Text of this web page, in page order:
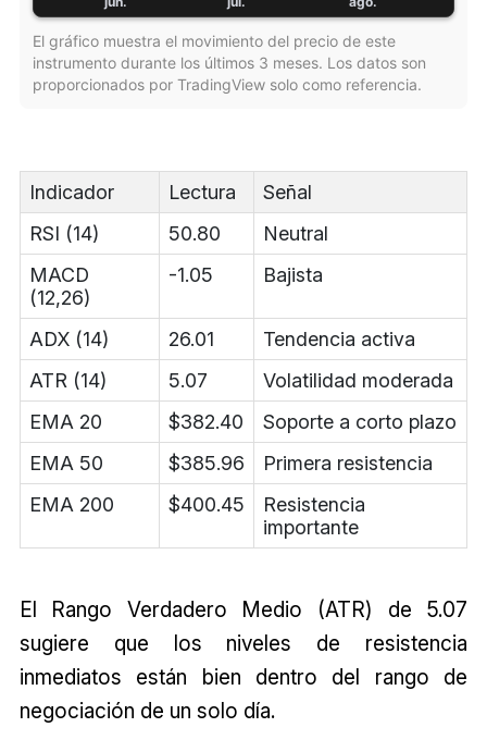
El gráfico muestra el movimiento del precio de este
instrumento durante los últimos 3 meses. Los datos son
proporcionados por TradingView solo como referencia.
Indicador Lectura
Señal
RSI (14)
50.80
Neutral
MACD
(12,26)
-1.05 Bajista
ADX (14) 26.01
Tendencia activa
ATR (14)
5.07
Volatilidad moderada
EMA 20
$382.40
Soporte a corto plazo
EMA 50
$385.96
Primera resistencia
EMA 200
$400.45
Resistencia
importante
El Rango Verdadero Medio (ATR) de 5.07
sugiere que los niveles de resistencia
inmediatos están bien dentro del rango de
negociación de un solo día.